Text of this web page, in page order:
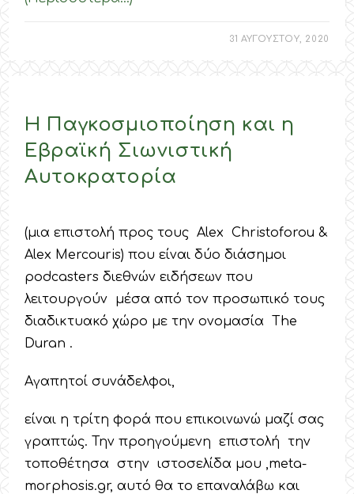
31 ΑΥΓΟΥΣΤΟΥ, 2020
Η Παγκοσμιοποίηση και η
Εβραϊκή Σιωνιστική
Αυτοκρατορία
(μια επιστολή προς τους Alex Christoforou &
Alex Mercouris) που είναι δύο διάσημοι
podcasters διεθνών ειδήσεων που
λειτουργούν μέσα από τον προσωπικό τους
διαδικτυακό χώρο με την ονομασία The
Duran .
Αγαπητοί συνάδελφοι,
είναι η τρίτη φορά που επικοινωνώ μαζί σας
γραπτώς. Την προηγούμενη επιστολή την
τοποθέτησα στην ιστοσελίδα μου ,meta-
morphosis.gr, αυτό θα το επαναλάβω και